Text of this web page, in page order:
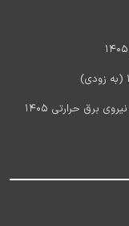
آخرین اخبار استخدام شرکت مادر تخصصی تولید نیروی برق حرارتی 1405